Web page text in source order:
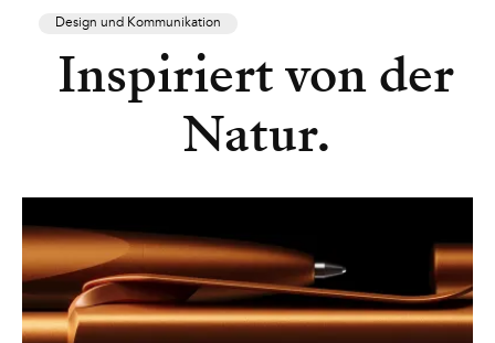
Design und Kommunikation
Inspiriert von der
Natur.